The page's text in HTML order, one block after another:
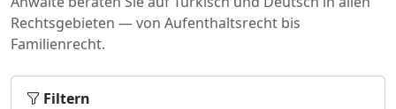
Rechtsgebieten — von Aufenthaltsrecht bis
Familienrecht.
Filtern